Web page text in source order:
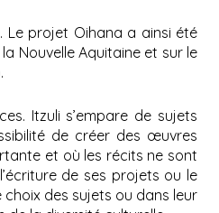
Le projet Oihana a ainsi été
Nouvelle Aquitaine et sur le
Itzuli s’empare de sujets
de créer des œuvres
et où les récits ne sont
de ses projets ou le
des sujets ou dans leur